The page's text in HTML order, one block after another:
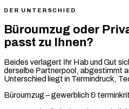
DER UNTERSCHIED
Büroumzug oder
passt zu Ihnen?
Beides verlagert Ihr Hab und Gut
derselbe Partnerpool, abgestimmt
Unterschied liegt in Termindruck,
Büroumzug – gewerblich &